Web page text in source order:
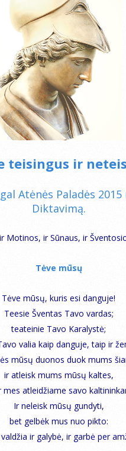
teisingus ir
Atėnės Paladės
Diktavimą.
Motinos, ir Sūnaus, ir
Tėve mūsų
Tėve mūsų, kuris esi danguje!
Teesie Šventas Tavo vardas;
teateinie Tavo Karalystė;
valia kaip danguje, taip ir
mūsų duonos duok mums
ir atleisk mums mūsų kaltes,
mes atleidžiame savo
Ir neleisk mūsų gundyti,
bet gelbėk mus nuo pikto:
ir galybė, ir garbė per